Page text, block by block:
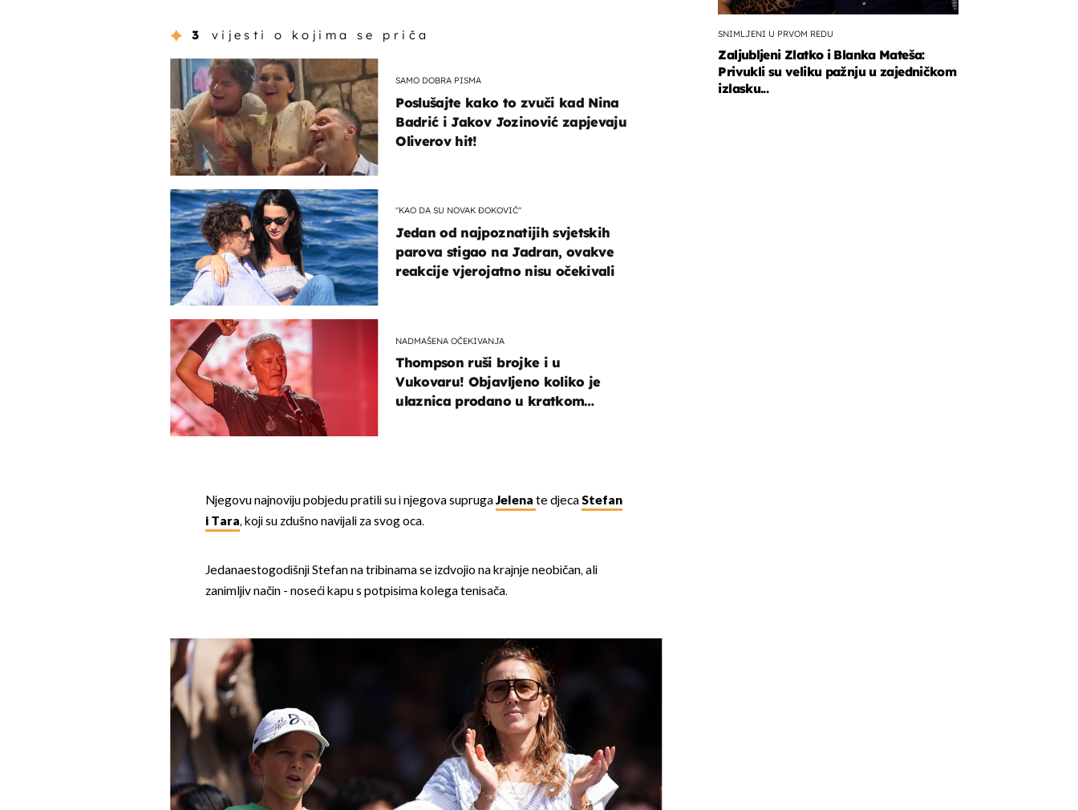
3 vijesti o kojima se priča
SAMO DOBRA PISMA
Poslušajte kako to zvuči kad Nina
Badrić i Jakov Jozinović zapjevaju
Oliverov hit!
"KAO DA SU NOVAK ĐOKOVIĆ"
Jedan od najpoznatijih svjetskih
parova stigao na Jadran, ovakve
reakcije vjerojatno nisu očekivali
NADMAŠENA OČEKIVANJA
Thompson ruši brojke i u
Vukovaru! Objavljeno koliko je
ulaznica prodano u kratkom
Njegovu najnoviju pobjedu pratili su i njegova suprugaJelena te djecaStefan
i Tara, koji su zdušno navijali za svog oca.
Jedanaestogodišnji Stefan na tribinama se izdvojio na krajnje neobičan, ali
zanimljiv način - noseći kapu s potpisima kolega tenisača.
SNIMLJENI U PRVOM REDU
Zaljubljeni Zlatko i Blanka Mateša:
Privukli su veliku pažnju u zajedničkom
izlasku...